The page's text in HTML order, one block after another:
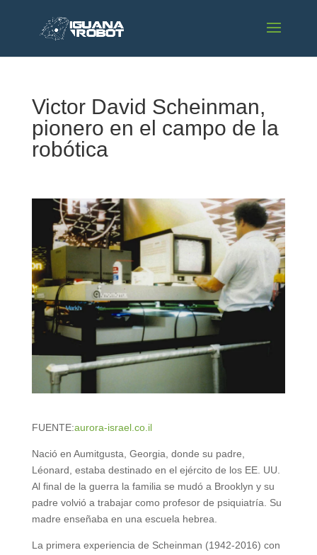
Victor David Scheinman,
pionero en el campo de la
robótica
FUENTE:aurora-israel.co.il
Nació en Aumitgusta, Georgia, donde su padre,
Léonard, estaba destinado en el ejército de los EE. UU.
Al final de la guerra la familia se mudó a Brooklyn y su
padre volvió a trabajar como profesor de psiquiatría. Su
madre enseñaba en una escuela hebrea.
La primera experiencia de Scheinman (1942-2016) con